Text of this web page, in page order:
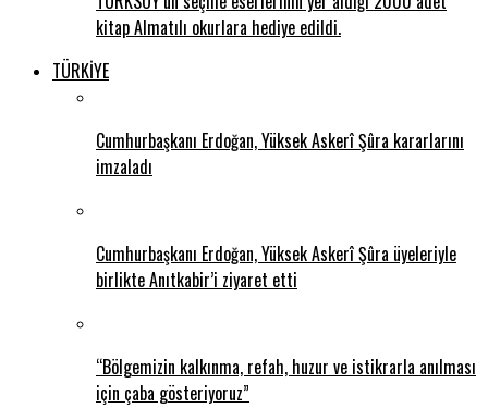
kitap Almatılı okurlara hediye edildi.
TÜRKİYE
Cumhurbaşkanı Erdoğan, Yüksek Askerî Şûra kararlarını
imzaladı
Cumhurbaşkanı Erdoğan, Yüksek Askerî Şûra üyeleriyle
birlikte Anıtkabir’i ziyaret etti
“Bölgemizin kalkınma, refah, huzur ve istikrarla anılması
için çaba gösteriyoruz”